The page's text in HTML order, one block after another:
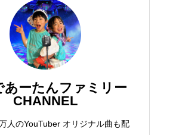
あーたんファミリー
CHANNEL
人のYouTuber オリジナル曲も配